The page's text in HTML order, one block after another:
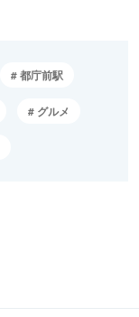
都庁前駅
グルメ